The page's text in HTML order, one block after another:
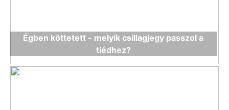
Égben köttetett - melyik csillagjegy passzol a
tiédhez?